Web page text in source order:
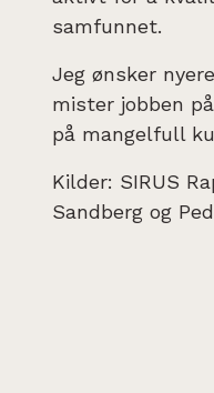
samfunnet.
Jeg ønsker
mister jobben
på mangelfull
Kilder: SIRUS
Sandberg og